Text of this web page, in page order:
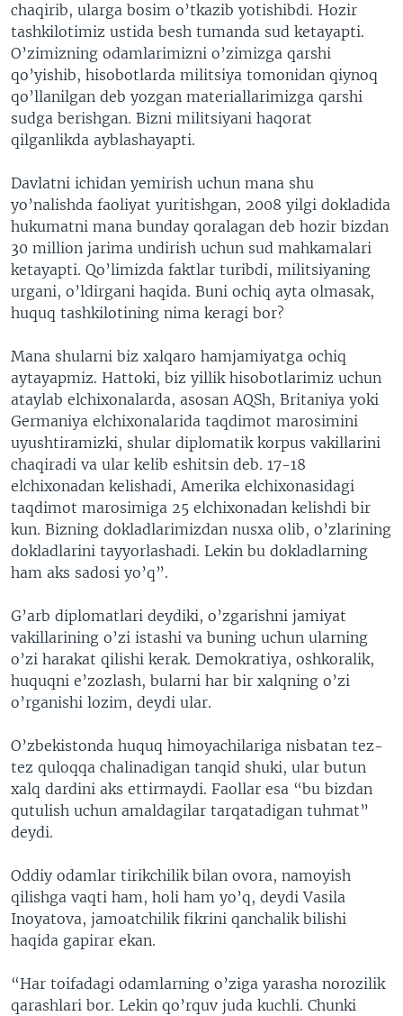
chaqirib, ularga bosim o’tkazib yotishibdi. Hozir
tashkilotimiz ustida besh tumanda sud ketayapti.
O’zimizning odamlarimizni o’zimizga qarshi
qo’yishib, hisobotlarda militsiya tomonidan qiynoq
qo’llanilgan deb yozgan materiallarimizga qarshi
sudga berishgan. Bizni militsiyani haqorat
qilganlikda ayblashayapti.
Davlatni ichidan yemirish uchun mana shu
yo’nalishda faoliyat yuritishgan, 2008 yilgi dokladida
hukumatni mana bunday qoralagan deb hozir bizdan
30 million jarima undirish uchun sud mahkamalari
ketayapti. Qo’limizda faktlar turibdi, militsiyaning
urgani, o’ldirgani haqida. Buni ochiq ayta olmasak,
huquq tashkilotining nima keragi bor?
Mana shularni biz xalqaro hamjamiyatga ochiq
aytayapmiz. Hattoki, biz yillik hisobotlarimiz uchun
ataylab elchixonalarda, asosan AQSh, Britaniya yoki
Germaniya elchixonalarida taqdimot marosimini
uyushtiramizki, shular diplomatik korpus vakillarini
chaqiradi va ular kelib eshitsin deb. 17-18
elchixonadan kelishadi, Amerika elchixonasidagi
taqdimot marosimiga 25 elchixonadan kelishdi bir
kun. Bizning dokladlarimizdan nusxa olib, o’zlarining
dokladlarini tayyorlashadi. Lekin bu dokladlarning
ham aks sadosi yo’q”.
G’arb diplomatlari deydiki, o’zgarishni jamiyat
vakillarining o’zi istashi va buning uchun ularning
o’zi harakat qilishi kerak. Demokratiya, oshkoralik,
huquqni e’zozlash, bularni har bir xalqning o’zi
o’rganishi lozim, deydi ular.
O’zbekistonda huquq himoyachilariga nisbatan tez-
tez quloqqa chalinadigan tanqid shuki, ular butun
xalq dardini aks ettirmaydi. Faollar esa “bu bizdan
qutulish uchun amaldagilar tarqatadigan tuhmat”
deydi.
Oddiy odamlar tirikchilik bilan ovora, namoyish
qilishga vaqti ham, holi ham yo’q, deydi Vasila
Inoyatova, jamoatchilik fikrini qanchalik bilishi
haqida gapirar ekan.
“Har toifadagi odamlarning o’ziga yarasha norozilik
qarashlari bor. Lekin qo’rquv juda kuchli. Chunki